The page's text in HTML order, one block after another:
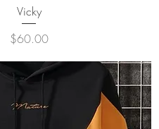
クイックビュー
Vicky
価格
$60.00